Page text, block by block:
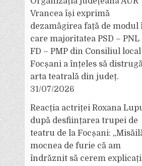
Vrancea își exprimă
dezamăgirea față de modul
care majoritatea PSD – PNL
FD – PMP din Consiliul local
Focșani a înțeles să
arta teatrală din județ.
31/07/2026
Reacția actriței Roxana
după desființarea trupei de
teatru de la Focșani:
mocnea de furie că am
îndrăznit să cerem